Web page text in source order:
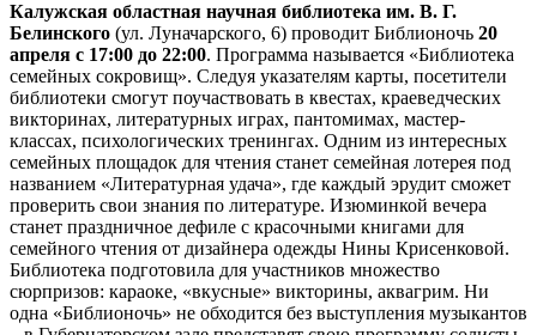
Калужская областная научная библиотека им. В. Г.
Белинского (ул. Луначарского, 6) проводит Библионочь 20
апреля с 17:00 до 22:00. Программа называется «Библиотека
семейных сокровищ». Следуя указателям карты, посетители
библиотеки смогут поучаствовать в квестах, краеведческих
викторинах, литературных играх, пантомимах, мастер-
классах, психологических тренингах. Одним из интересных
семейных площадок для чтения станет семейная лотерея под
названием «Литературная удача», где каждый эрудит сможет
проверить свои знания по литературе. Изюминкой вечера
станет праздничное дефиле с красочными книгами для
семейного чтения от дизайнера одежды Нины Крисенковой.
Библиотека подготовила для участников множество
сюрпризов: караоке, «вкусные» викторины, аквагрим. Ни
одна «Библионочь» не обходится без выступления музыкантов